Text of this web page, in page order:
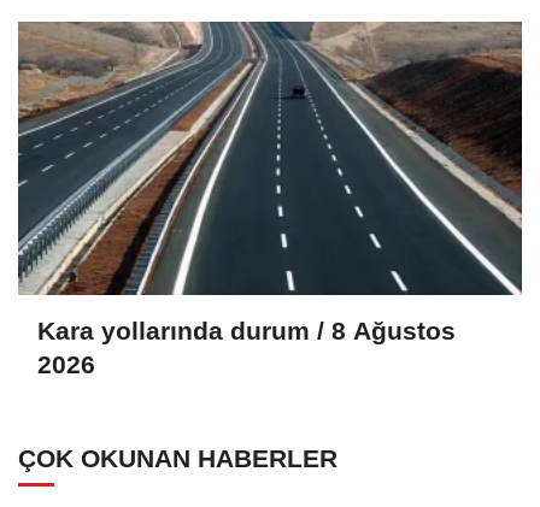
Kara yollarında durum / 8 Ağustos
2026
ÇOK OKUNAN HABERLER